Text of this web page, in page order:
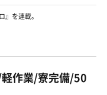
』を連載。
作業/寮完備/50